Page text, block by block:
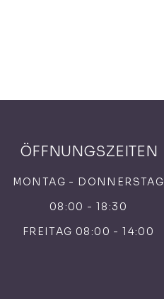
ÖFFNUNGSZEITEN
MONTAG - DONNERSTAG
08:00 - 18:30
FREITAG 08:00 - 14:00